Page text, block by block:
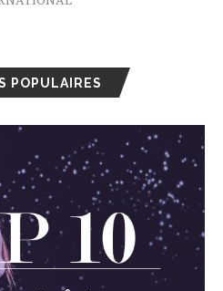
POPULAIRES